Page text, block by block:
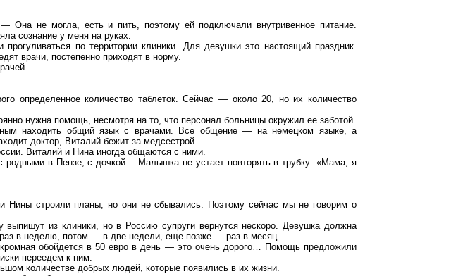
не могла, есть и пить, поэтому ей подключали внутривенное питание.
сознание у меня на руках.
по территории клиники. Для девушки это настоящий праздник.
врачи, постепенно приходят в норму.
определенное количество таблеток. Сейчас — около 20, но их количество
нужна помощь, несмотря на то, что персонал больницы окружил ее заботой.
находить общий язык с врачами. Все общение — на немецком языке, а
доктор, Виталий бежит за медсестрой...
Виталий и Нина иногда общаются с ними.
в Пензе, с дочкой… Малышка не устает повторять в трубку: «Мама, я
строили планы, но они не сбывались. Поэтому сейчас мы не говорим о
выпишут из клиники, но в Россию супруги вернутся нескоро. Девушка должна
в неделю, потом — в две недели, еще позже — раз в месяц.
обойдется в 50 евро в день — это очень дорого… Помощь предложили
переедем к ним.
количестве добрых людей, которые появились в их жизни.